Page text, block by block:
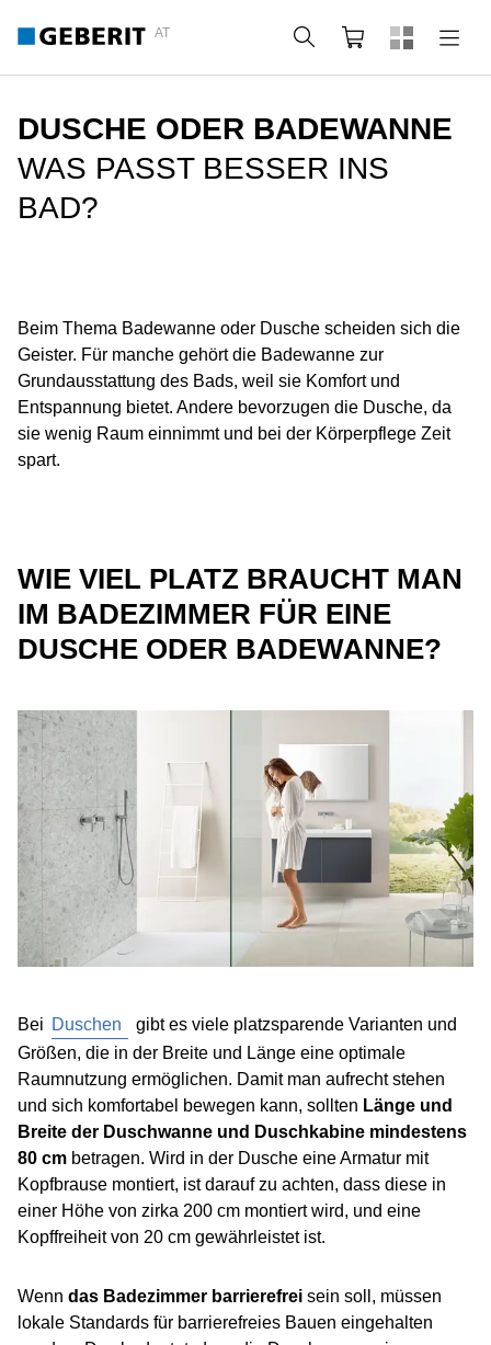
AT Suche Warenkorb
DUSCHE ODER BADEWANNE
WAS PASST BESSER INS
BAD?
Beim Thema Badewanne oder Dusche scheiden sich die
Geister. Für manche gehört die Badewanne zur
Grundausstattung des Bads, weil sie Komfort und
Entspannung bietet. Andere bevorzugen die Dusche, da
sie wenig Raum einnimmt und bei der Körperpflege Zeit
spart.
WIE VIEL PLATZ BRAUCHT MAN
IM BADEZIMMER FÜR EINE
DUSCHE ODER BADEWANNE?
Bei Duschen
gibt es viele platzsparende Varianten und
Größen, die in der Breite und Länge eine optimale
Raumnutzung ermöglichen. Damit man aufrecht stehen
und sich komfortabel bewegen kann, sollten Länge und
Breite der Duschwanne und Duschkabine mindestens
80 cm betragen. Wird in der Dusche eine Armatur mit
Kopfbrause montiert, ist darauf zu achten, dass diese in
einer Höhe von zirka 200 cm montiert wird, und eine
Kopffreiheit von 20 cm gewährleistet ist.
Wenn das Badezimmer barrierefrei sein soll, müssen
lokale Standards für barrierefreies Bauen eingehalten